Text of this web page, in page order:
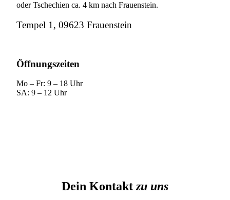
oder Tschechien ca. 4 km nach Frauenstein.
Tempel 1, 09623 Frauenstein
Öffnungszeiten
Mo – Fr: 9 – 18 Uhr
SA: 9 – 12 Uhr
Dein Kontaktzu uns